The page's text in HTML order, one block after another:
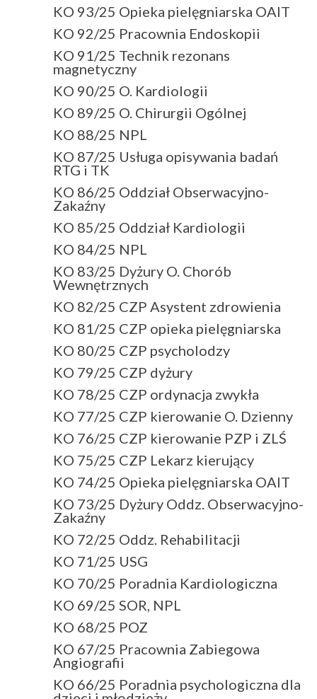
KO 93/25 Opieka pielęgniarska OAIT
KO 92/25 Pracownia Endoskopii
KO 91/25 Technik rezonans
magnetyczny
KO 90/25 O. Kardiologii
KO 89/25 O. Chirurgii Ogólnej
KO 88/25 NPL
KO 87/25 Usługa opisywania badań
RTG i TK
KO 86/25 Oddział Obserwacyjno-
Zakaźny
KO 85/25 Oddział Kardiologii
KO 84/25 NPL
KO 83/25 Dyżury O. Chorób
Wewnętrznych
KO 82/25 CZP Asystent zdrowienia
KO 81/25 CZP opieka pielęgniarska
KO 80/25 CZP psycholodzy
KO 79/25 CZP dyżury
KO 78/25 CZP ordynacja zwykła
KO 77/25 CZP kierowanie O. Dzienny
KO 76/25 CZP kierowanie PZP i ZLŚ
KO 75/25 CZP Lekarz kierujący
KO 74/25 Opieka pielęgniarska OAIT
KO 73/25 Dyżury Oddz. Obserwacyjno-
Zakaźny
KO 72/25 Oddz. Rehabilitacji
KO 71/25 USG
KO 70/25 Poradnia Kardiologiczna
KO 69/25 SOR, NPL
KO 68/25 POZ
KO 67/25 Pracownia Zabiegowa
Angiografii
KO 66/25 Poradnia psychologiczna dla